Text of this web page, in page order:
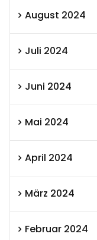
August 2024
Juli 2024
Juni 2024
Mai 2024
April 2024
März 2024
Februar 2024